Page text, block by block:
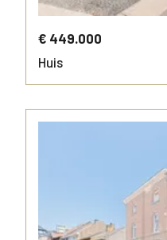
€ 449.000
Huis